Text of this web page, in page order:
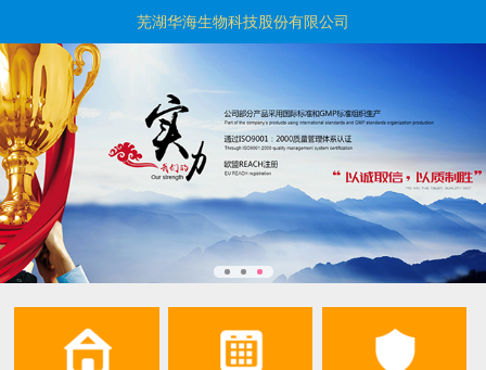
芜湖华海生物科技股份有限公司